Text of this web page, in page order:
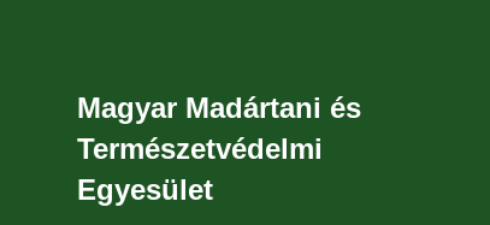
Magyar Madártani és
Természetvédelmi
Egyesület